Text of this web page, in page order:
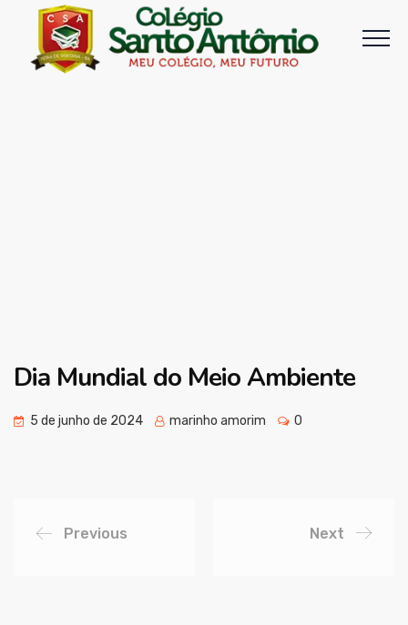
Dia Mundial do Meio Ambiente
5 de junho de 2024 marinho amorim 0
Previous Next